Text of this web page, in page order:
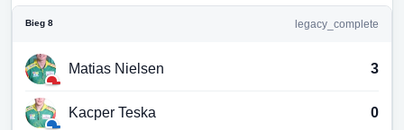
Bieg 8 legacy_complete
Matias Nielsen 3
Kacper Teska 0